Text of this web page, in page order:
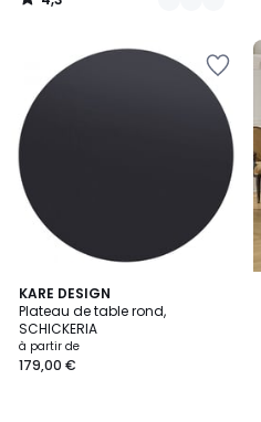
/
KARE DESIGN
Plateau de table rond,
SCHICKERIA
à partir de
179,00 €
5
/
5
7
Couleurs